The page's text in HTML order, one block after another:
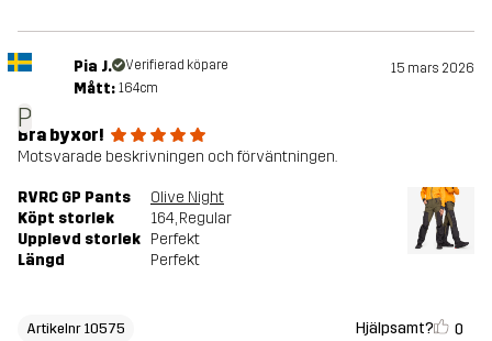
P
Pia J. Verifierad köpare 15 mars 2026
Mått: 164cm
Bra byxor!
Motsvarade beskrivningen och förväntningen.
RVRC GP Pants
Olive Night
Köpt storlek
164, Regular
Upplevd storlek Perfekt
Längd
Perfekt
Artikelnr 10575 Hjälpsamt? 0